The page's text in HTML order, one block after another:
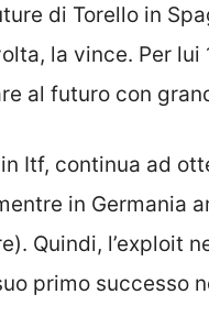
di Torello in
la vince. Per
al futuro con
Itf, continua ad
in Germania
Quindi, l’exploit
primo successo